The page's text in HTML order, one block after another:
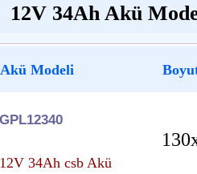
12V 34Ah Akü
Akü Modeli
GPL12340
12V 34Ah csb Akü